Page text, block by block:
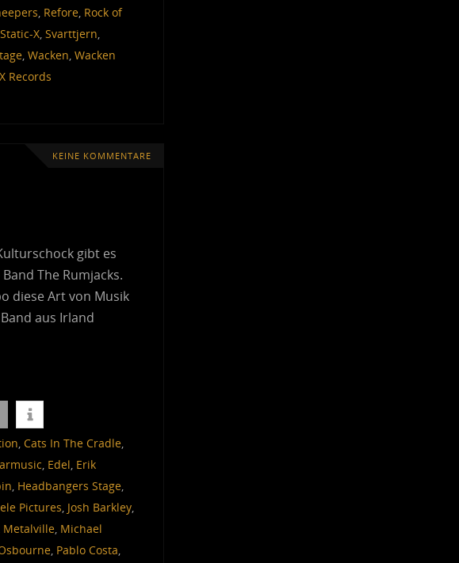
, Refore, Rock of
Static-X, Svarttjern,
, Wacken, Wacken
Records
KEINE KOMMENTARE
gibt es
The Rumjacks.
diese Art von Musik
aus Irland
, Cats In The Cradle,
, Edel, Erik
, Headbangers Stage,
Pictures, Josh Barkley,
Metalville, Michael
, Pablo Costa,